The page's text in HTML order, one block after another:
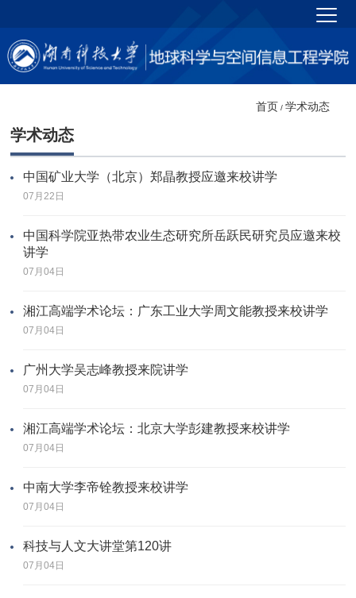
首页 / 学术动态
学术动态
中国矿业大学（北京）郑晶教授应邀来校讲学
07月22日
中国科学院亚热带农业生态研究所岳跃民研究员应邀来校
讲学
07月04日
湘江高端学术论坛：广东工业大学周文能教授来校讲学
07月04日
广州大学吴志峰教授来院讲学
07月04日
湘江高端学术论坛：北京大学彭建教授来校讲学
07月04日
中南大学李帝铨教授来校讲学
07月04日
科技与人文大讲堂第120讲
07月04日